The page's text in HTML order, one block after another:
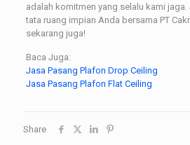
adalah komitmen yang selalu kami
tata ruang impian Anda bersama PT
sekarang juga!
Baca Juga:
Jasa Pasang Plafon Drop Ceiling
Jasa Pasang Plafon Flat Ceiling
Share